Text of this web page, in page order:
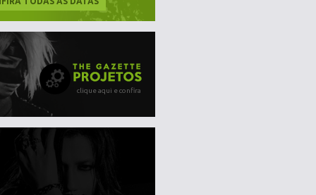
clique aqui e confira